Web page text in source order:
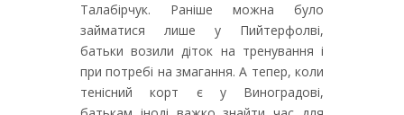
Талабірчук. Раніше можна було
займатися лише у Пийтерфолві,
батьки возили діток на тренування і
при потребі на змагання. А тепер, коли
тенісний корт є у Виноградові,